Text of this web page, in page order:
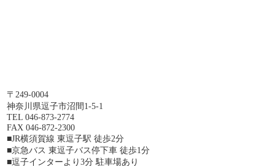
〒249-0004
神奈川県逗子市沼間1-5-1
TEL 046-873-2774
FAX 046-872-2300
■JR横須賀線 東逗子駅 徒歩2分
■京急バス 東逗子バス停下車 徒歩1分
■逗子インターより3分 駐車場あり